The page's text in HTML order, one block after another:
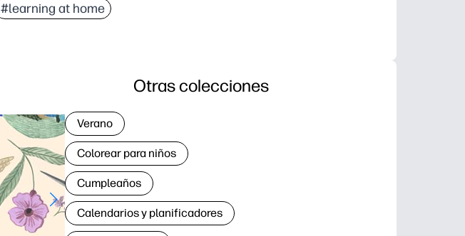
#learning at home
Otras colecciones
Verano
Colorear para niños
Cumpleaños
Calendarios y planificadores